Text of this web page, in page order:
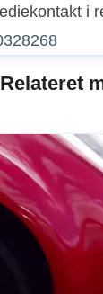
i
Relateret